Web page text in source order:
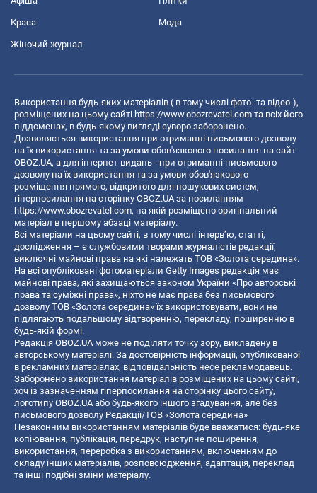
Краса Мода
Жіночий журнал
Використання будь-яких матеріалів ( в тому числі фото- та відео-),
розміщених на цьому сайті https://www.obozrevatel.com та всіх його
піддоменах, в будь-якому вигляді суворо заборонено.
Дозволяється використання при отриманні письмового дозволу
на їх використання та за умови обов'язкового посилання на сайт
OBOZ.UA, а для інтернет-видань - при отриманні письмового
дозволу на їх використання та за умови обов'язкового
розміщення прямого, відкритого для пошукових систем,
гіперпосилання на сторінку OBOZ.UA за посиланням
https://www.obozrevatel.com, на якій розміщено оригінальний
матеріал в першому абзаці матеріалу.
Всі матеріали на цьому сайті, в тому числі інтерв’ю, статті,
дослідження – є службовими творами журналістів редакції,
виключні майнові права на які належать ТОВ «Золота середина».
На всі опубліковані фотоматеріали Getty Images редакція має
майнові права, які захищаються законом України «Про авторські
права та суміжні права», ніхто не має права без письмового
дозволу ТОВ «Золота середина» їх використовувати, вони не
підлягають подальшому відтворенню, перекладу, поширенню в
будь-якій формі.
Редакція OBOZ.UA може не поділяти точку зору, викладену в
авторському матеріалі. За достовірність інформації, опублікованої
в рекламних матеріалах, відповідальність несе рекламодавець.
Заборонено використання матеріалів розміщених на цьому сайті,
хоч із зазначенням гіперпосилання на сторінку цього сайту,
логотипу OBOZ.UA або будь-якого іншого згадування, але без
письмового дозволу Редакції/ТОВ «Золота середина»
Незаконним використанням матеріалів буде вважатися: будь-яке
копiювання, публiкацiя, передрук, наступне поширення,
використання, переробка з використанням, включенням до
складу інших матеріалів, розповсюдження, адаптація, переклад
та інші подібні зміни матеріалу.